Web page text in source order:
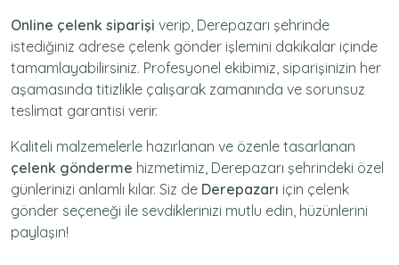
Online çelenk siparişi verip, Derepazarı şehrinde
istediğiniz adrese çelenk gönder işlemini dakikalar içinde
tamamlayabilirsiniz. Profesyonel ekibimiz, siparişinizin her
aşamasında titizlikle çalışarak zamanında ve sorunsuz
teslimat garantisi verir.
Kaliteli malzemelerle hazırlanan ve özenle tasarlanan
çelenk gönderme hizmetimiz, Derepazarı şehrindeki özel
günlerinizi anlamlı kılar. Siz de Derepazarı için çelenk
gönder seçeneği ile sevdiklerinizi mutlu edin, hüzünlerini
paylaşın!